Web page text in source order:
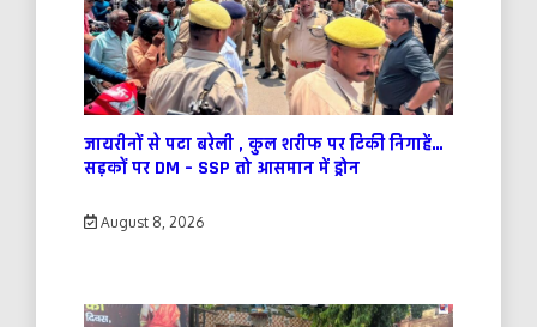
जायरीनों से पटा बरेली , कुल शरीफ पर टिकी निगाहें…
सड़कों पर DM – SSP तो आसमान में ड्रोन
August 8, 2026